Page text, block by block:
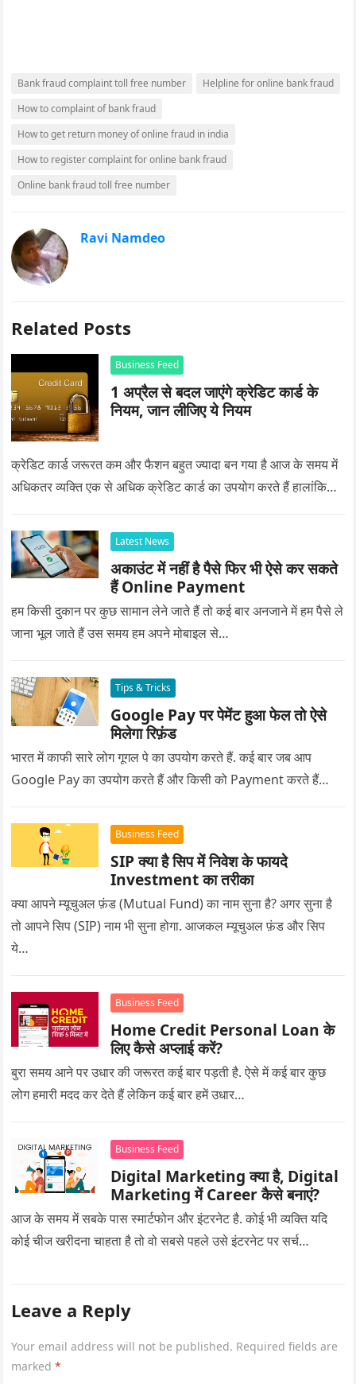
Bank fraud complaint toll free number
Helpline for online bank fraud
How to complaint of bank fraud
How to get return money of online fraud in india
How to register complaint for online bank fraud
Online bank fraud toll free number
Ravi Namdeo
Related Posts
Business Feed
1 अप्रैल से बदल जाएंगे क्रेडिट कार्ड के
नियम, जान लीजिए ये नियम
क्रेडिट कार्ड जरूरत कम और फैशन बहुत ज्यादा बन गया है आज के समय में
अधिकतर व्यक्ति एक से अधिक क्रेडिट कार्ड का उपयोग करते हैं हालांकि…
Latest News
अकाउंट में नहीं है पैसे फिर भी ऐसे कर सकते
हैं Online Payment
हम किसी दुकान पर कुछ सामान लेने जाते हैं तो कई बार अनजाने में हम पैसे ले
जाना भूल जाते हैं उस समय हम अपने मोबाइल से…
Tips & Tricks
Google Pay पर पेमेंट हुआ फेल तो ऐसे
मिलेगा रिफ़ंड
भारत में काफी सारे लोग गूगल पे का उपयोग करते हैं. कई बार जब आप
Google Pay का उपयोग करते हैं और किसी को Payment करते हैं…
Business Feed
SIP क्या है सिप में निवेश के फायदे
Investment का तरीका
क्या आपने म्यूचुअल फ़ंड (Mutual Fund) का नाम सुना है? अगर सुना है
तो आपने सिप (SIP) नाम भी सुना होगा. आजकल म्यूचुअल फ़ंड और सिप
ये…
Business Feed
Home Credit Personal Loan के
लिए कैसे अप्लाई करें?
बुरा समय आने पर उधार की जरूरत कई बार पड़ती है. ऐसे में कई बार कुछ
लोग हमारी मदद कर देते हैं लेकिन कई बार हमें उधार…
Business Feed
Digital Marketing क्या है, Digital
Marketing में Career कैसे बनाएं?
आज के समय में सबके पास स्मार्टफोन और इंटरनेट है. कोई भी व्यक्ति यदि
कोई चीज खरीदना चाहता है तो वो सबसे पहले उसे इंटरनेट पर सर्च…
Leave a Reply
Your email address will not be published. Required fields are
marked*